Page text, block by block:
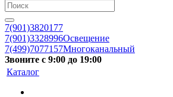
7(901)3820177
7(901)3328996Освещение
7(499)7077157Многоканальный
Звоните с 9:00 до 19:00
Каталог